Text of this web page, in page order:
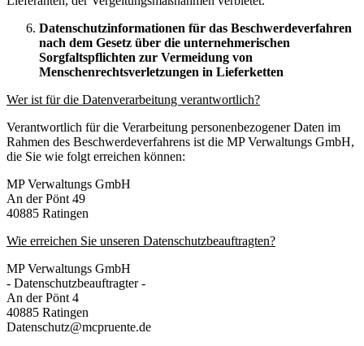
Datenschutzinformationen für das Beschwerdeverfahren
nach dem Gesetz über die unternehmerischen
Sorgfaltspflichten zur Vermeidung von
Menschenrechtsverletzungen in Lieferketten
Wer ist für die Datenverarbeitung verantwortlich?
Verantwortlich für die Verarbeitung personenbezogener Daten im
Rahmen des Beschwerdeverfahrens ist die MP Verwaltungs GmbH,
die Sie wie folgt erreichen können:
MP Verwaltungs GmbH
An der Pönt 49
40885 Ratingen
Wie erreichen Sie unseren Datenschutzbeauftragten?
MP Verwaltungs GmbH
- Datenschutzbeauftragter -
An der Pönt 4
40885 Ratingen
Datenschutz@mcpruente.de